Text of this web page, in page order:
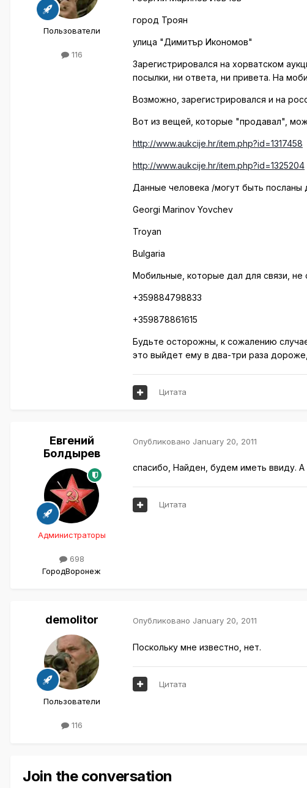
Пользователи
116
город Троян
улица "Димитър Икономов"
Зарегистрировался на хорватском
посылки, ни ответа, ни привета. На
Возможно, зарегистрировался и на
Вот из вещей, которые "продавал",
http://www.aukcije.hr/item.php?id=1317458
http://www.aukcije.hr/item.php?id=1325204
Данные человека /могут быть
Georgi Marinov Yovchev
Troyan
Bulgaria
Мобильные, которые дал для связи, не
+359884798833
+359878861615
Будьте осторожны, к сожалению
это выйдет ему в два-три раза
Цитата
Евгений
Болдырев
Администраторы
698
ГородВоронеж
Опубликовано January 20, 2011
спасибо, Найден, будем иметь ввиду.
Цитата
demolitor
Пользователи
116
Опубликовано January 20, 2011
Поскольку мне известно, нет.
Цитата
Join the conversation